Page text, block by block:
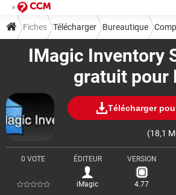
IMagic Inventory
gratuit pour
Télécharger
(18,1
0 VOTE ÉDITEUR
iMagic
VERSION
4.77
Fiches Télécharger Bureautique